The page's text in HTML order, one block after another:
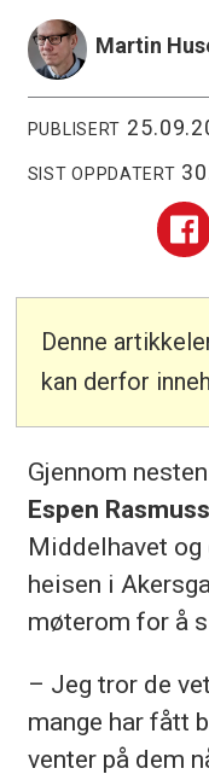
Martin
PUBLISERT
SIST OPPDATERT
Denne
kan derfor
Gjennom
Espen
Middelhavet og
heisen i
møterom for å
– Jeg tror de
mange har fått
venter på dem